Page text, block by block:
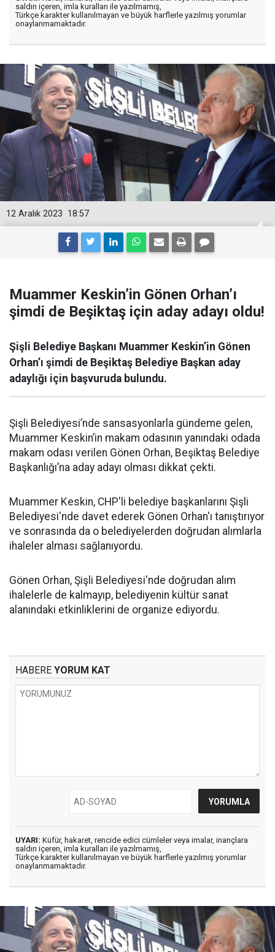
saldırı içeren, imla kuralları ile yazılmamış,
Türkçe karakter kullanılmayan ve büyük harflerle yazılmış yorumlar
onaylanmamaktadır.
18:57
12 Aralık 2023
Muammer Keskin’in Gönen Orhan’ı
şimdi de Beşiktaş için aday adayı oldu!
Şişli Belediye Başkanı Muammer Keskin’in Gönen
Orhan’ı şimdi de Beşiktaş Belediye Başkan aday
adaylığı için başvuruda bulundu.
Şişli Belediyesi’nde sansasyonlarla gündeme gelen,
Muammer Keskin’in makam odasının yanındaki odada
makam odası verilen Gönen Orhan, Beşiktaş Belediye
Başkanlığı’na aday adayı olması dikkat çekti.
Muammer Keskin, CHP'li belediye başkanlarını Şişli
Belediyesi'nde davet ederek Gönen Orhan'ı tanıştırıyor
ve sonrasında da o belediyelerden doğrudan alımlarla
ihaleler alması sağlanıyordu.
Gönen Orhan, Şişli Belediyesi'nde doğrudan alım
ihalelerle de kalmayıp, belediyenin kültür sanat
alanındaki etkinliklerini de organize ediyordu.
HABERE YORUM KAT
UYARI: Küfür, hakaret, rencide edici cümleler veya imalar, inançlara
saldırı içeren, imla kuralları ile yazılmamış,
Türkçe karakter kullanılmayan ve büyük harflerle yazılmış yorumlar
onaylanmamaktadır.